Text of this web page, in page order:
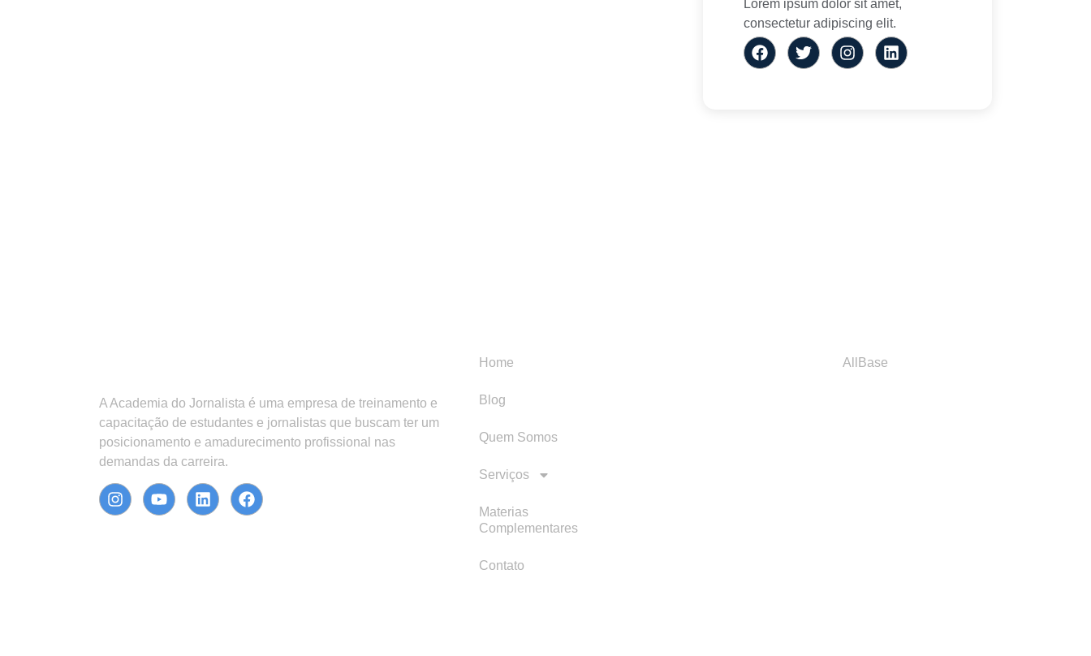
Lorem ipsum dolor sit amet,
consectetur adipiscing elit.
A Academia do Jornalista é uma empresa de treinamento e
capacitação de estudantes e jornalistas que buscam ter um
posicionamento e amadurecimento profissional nas
demandas da carreira.
Home
Blog
Quem Somos
Serviços
Materias
Complementares
Contato
AllBase